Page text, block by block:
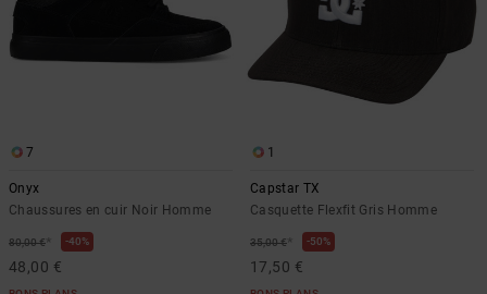
7
Onyx
Chaussures en cuir Noir Homme
80,00 €* 40%
48,00 €
1
Capstar TX
Casquette Flexfit Gris Homme
35,00 €* 50%
17,50 €